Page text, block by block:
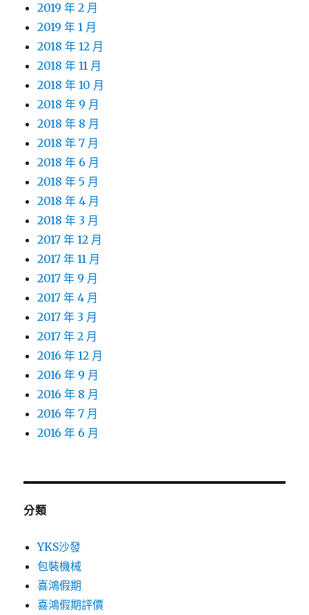
2019 年 2 月
2019 年 1 月
2018 年 12 月
2018 年 11 月
2018 年 10 月
2018 年 9 月
2018 年 8 月
2018 年 7 月
2018 年 6 月
2018 年 5 月
2018 年 4 月
2018 年 3 月
2017 年 12 月
2017 年 11 月
2017 年 9 月
2017 年 4 月
2017 年 3 月
2017 年 2 月
2016 年 12 月
2016 年 9 月
2016 年 8 月
2016 年 7 月
2016 年 6 月
分類
YKS沙發
包裝機械
喜鴻假期
喜鴻假期評價